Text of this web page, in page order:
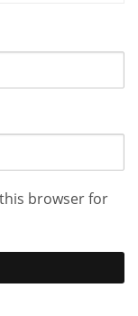
browser for